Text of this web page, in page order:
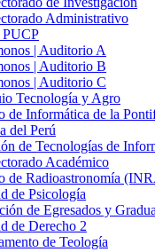
Administrativo
| Auditorio A
| Auditorio B
| Auditorio C
Tecnología y Agro
de Informática de la
del Perú
de Tecnologías de
Académico
de Radioastronomía
de Psicología
de Egresados y
de Derecho 2
de Teología